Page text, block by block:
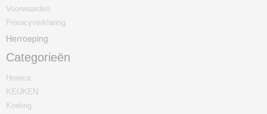
Voorwaarden
Privacyverklaring
Herroeping
Categorieën
Horeca
KEUKEN
Koeling